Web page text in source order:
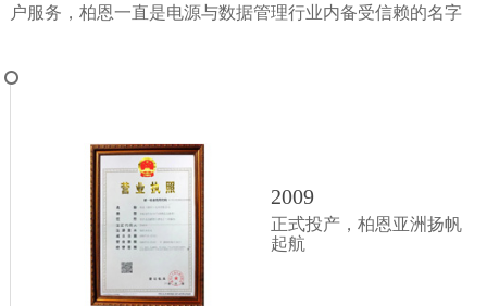
户服务，柏恩一直是电源与数据管理行业内备受信赖的名字
2009
正式投产，柏恩亚洲扬帆
起航